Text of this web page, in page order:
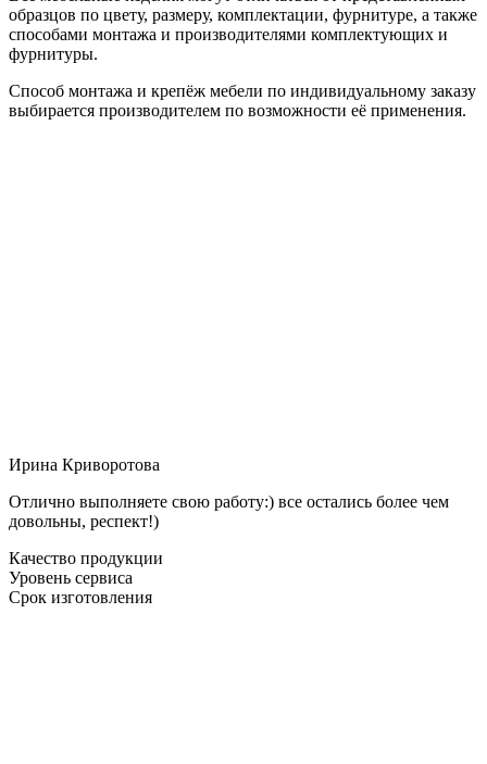
образцов по цвету, размеру, комплектации, фурнитуре, а также
способами монтажа и производителями комплектующих и
фурнитуры.
Способ монтажа и крепёж мебели по индивидуальному заказу
выбирается производителем по возможности её применения.
Ирина Криворотова
Отлично выполняете свою работу:) все остались более чем
довольны, респект!)
Качество продукции
Уровень сервиса
Срок изготовления